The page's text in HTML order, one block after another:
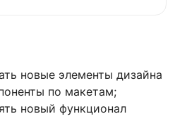
новые элементы дизайна
по макетам;
новый функционал